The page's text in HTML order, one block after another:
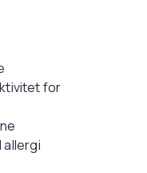
for
allergi